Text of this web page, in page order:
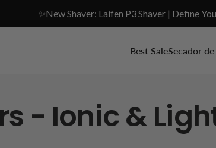
✨New Shaver: Laifen P3 Shaver | Define
Best SaleSecador
- Ionic &